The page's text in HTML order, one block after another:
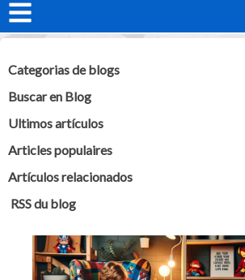
Categorias de blogs
Buscar en Blog
Ultimos artículos
Articles populaires
Artículos relacionados
RSS du blog